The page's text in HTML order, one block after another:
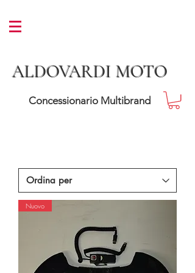
ALDOVARDI MOTO
Concessionario Multibrand
Nuovo